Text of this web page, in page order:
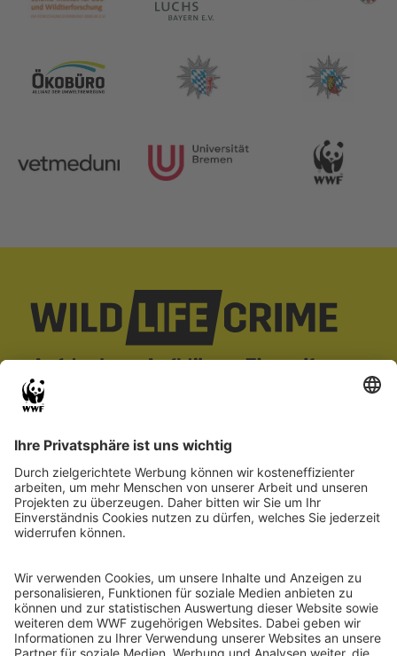
Falldatenbank
Wildtierkriminalität
Fall melden
Über uns
Partner
Project 101113784 — LIFE22-GIE-DE-
wildLIFEcrime